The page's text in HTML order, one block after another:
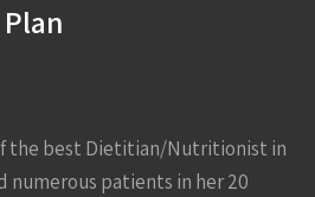
the best Dietitian/Nutritionist in
numerous patients in her 20